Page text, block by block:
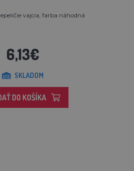
vajcia, farba náhodná
6,13€
SKLADOM
DO KOŠÍKA